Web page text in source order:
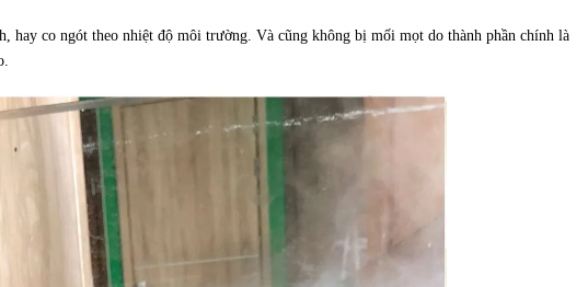
hay co ngót theo nhiệt độ môi trường. Và cũng không bị mối mọt do thành phần chính là